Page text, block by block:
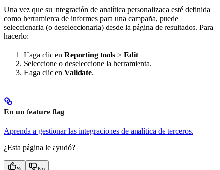
Una vez que su integración de analítica personalizada esté definida
como herramienta de informes para una campaña, puede
seleccionarla (o deseleccionarla) desde la página de resultados. Para
hacerlo:
Haga clic en Reporting tools > Edit.
Seleccione o deseleccione la herramienta.
Haga clic en Validate.
En un feature flag
Aprenda a gestionar las integraciones de analítica de terceros.
¿Esta página le ayudó?
Si No